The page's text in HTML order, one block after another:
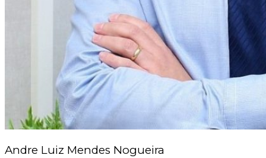
Andre Luiz Mendes Nogueira